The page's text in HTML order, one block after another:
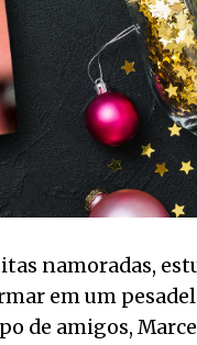
namoradas,
em um
de amigos,